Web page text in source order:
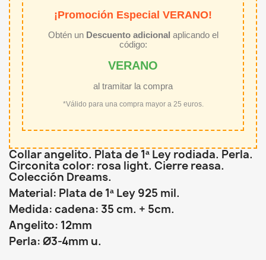
¡Promoción Especial VERANO!
Obtén un Descuento adicional aplicando el
código:
VERANO
al tramitar la compra
*Válido para una compra mayor a 25 euros.
Collar angelito. Plata de 1ª Ley rodiada. Perla.
Circonita color: rosa light. Cierre reasa.
Colección Dreams.
Material: Plata de 1ª Ley 925 mil.
Medida: cadena: 35 cm. + 5cm.
Angelito: 12mm
Perla: Ø3-4mm u.